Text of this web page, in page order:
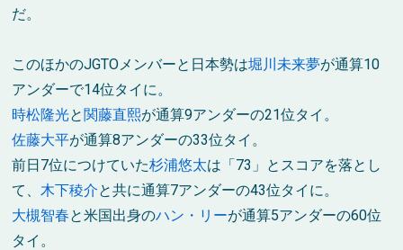
だ。
このほかのJGTOメンバーと日本勢は堀川未来夢が通算10
アンダーで14位タイに。
時松隆光と関藤直熙が通算9アンダーの21位タイ。
佐藤大平が通算8アンダーの33位タイ。
前日7位につけていた杉浦悠太は「73」とスコアを落とし
て、木下稜介と共に通算7アンダーの43位タイに。
大槻智春と米国出身のハン・リーが通算5アンダーの60位
タイ。